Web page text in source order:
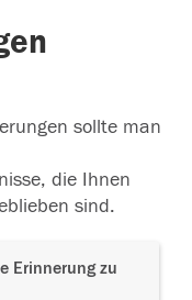
sollte man
die Ihnen
sind.
Erinnerung zu